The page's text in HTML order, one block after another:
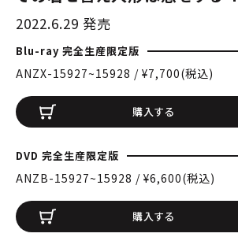
2022.6.29 発売
Blu-ray 完全生産限定版
ANZX-15927~15928 / ¥7,700(税込)
購入する
DVD 完全生産限定版
ANZB-15927~15928 / ¥6,600(税込)
購入する